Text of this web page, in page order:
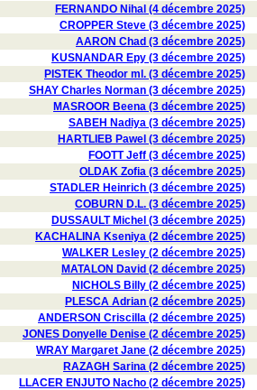
FERNANDO Nihal (4 décembre 2025)
CROPPER Steve (3 décembre 2025)
AARON Chad (3 décembre 2025)
KUSNANDAR Epy (3 décembre 2025)
PISTEK Theodor ml. (3 décembre 2025)
SHAY Charles Norman (3 décembre 2025)
MASROOR Beena (3 décembre 2025)
SABEH Nadiya (3 décembre 2025)
HARTLIEB Pawel (3 décembre 2025)
FOOTT Jeff (3 décembre 2025)
OLDAK Zofia (3 décembre 2025)
STADLER Heinrich (3 décembre 2025)
COBURN D.L. (3 décembre 2025)
DUSSAULT Michel (3 décembre 2025)
KACHALINA Kseniya (2 décembre 2025)
WALKER Lesley (2 décembre 2025)
MATALON David (2 décembre 2025)
NICHOLS Billy (2 décembre 2025)
PLESCA Adrian (2 décembre 2025)
ANDERSON Criscilla (2 décembre 2025)
JONES Donyelle Denise (2 décembre 2025)
WRAY Margaret Jane (2 décembre 2025)
RAZAGH Sarina (2 décembre 2025)
LLACER ENJUTO Nacho (2 décembre 2025)